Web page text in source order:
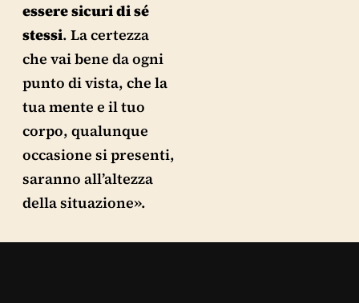
essere sicuri di sé
stessi. La certezza
che vai bene da ogni
punto di vista, che la
tua mente e il tuo
corpo, qualunque
occasione si presenti,
saranno all’altezza
della situazione».